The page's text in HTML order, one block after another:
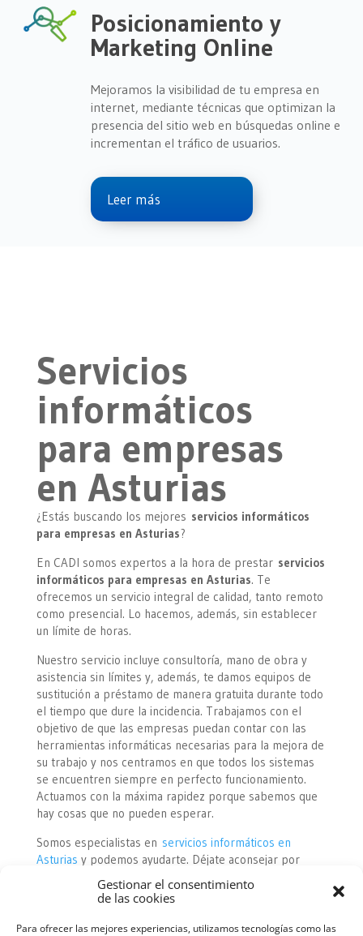
Gestionar el consentimiento
de las cookies
Para ofrecer las mejores experiencias, utilizamos tecnologías como las
Posicionamiento y
Marketing Online
Mejoramos la visibilidad de tu empresa en
internet, mediante técnicas que optimizan la
presencia del sitio web en búsquedas online e
incrementan el tráfico de usuarios.
Leer más
Servicios
informáticos
para empresas
en Asturias
¿Estás buscando los mejores servicios informáticos
para empresas en Asturias?
En CADI somos expertos a la hora de prestar servicios
informáticos para empresas en Asturias. Te
ofrecemos un servicio integral de calidad, tanto remoto
como presencial. Lo hacemos, además, sin establecer
un límite de horas.
Nuestro servicio incluye consultoría, mano de obra y
asistencia sin límites y, además, te damos equipos de
sustitución a préstamo de manera gratuita durante todo
el tiempo que dure la incidencia. Trabajamos con el
objetivo de que las empresas puedan contar con las
herramientas informáticas necesarias para la mejora de
su trabajo y nos centramos en que todos los sistemas
se encuentren siempre en perfecto funcionamiento.
Actuamos con la máxima rapidez porque sabemos que
hay cosas que no pueden esperar.
Somos especialistas en servicios informáticos en
Asturias y podemos ayudarte. Déjate aconsejar por
verdaderos profesionales y haz que tu empresa cuente
con la seguridad de tener la máxima calidad en